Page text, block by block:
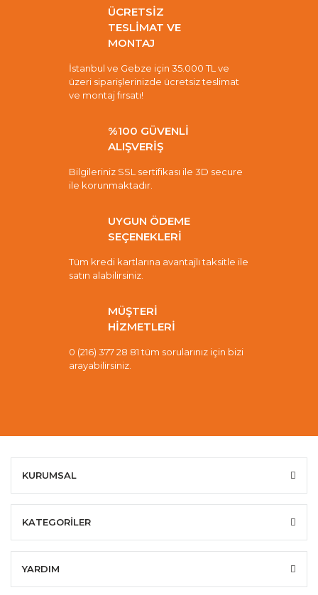
ÜCRETSİZ
TESLİMAT VE
MONTAJ
İstanbul ve Gebze için 35.000 TL ve
üzeri siparişlerinizde ücretsiz teslimat
ve montaj fırsatı!
%100 GÜVENLİ
ALIŞVERİŞ
Bilgileriniz SSL sertifikası ile 3D secure
ile korunmaktadır.
UYGUN ÖDEME
SEÇENEKLERİ
Tüm kredi kartlarına avantajlı taksitle ile
satın alabilirsiniz.
MÜŞTERİ
HİZMETLERİ
0 (216) 377 28 81 tüm sorularınız için bizi
arayabilirsiniz.
KURUMSAL
KATEGORİLER
YARDIM